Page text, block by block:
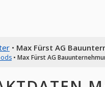
• Max Fürst AG
• Max Fürst AG